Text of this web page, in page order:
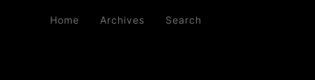
Home Archives Search